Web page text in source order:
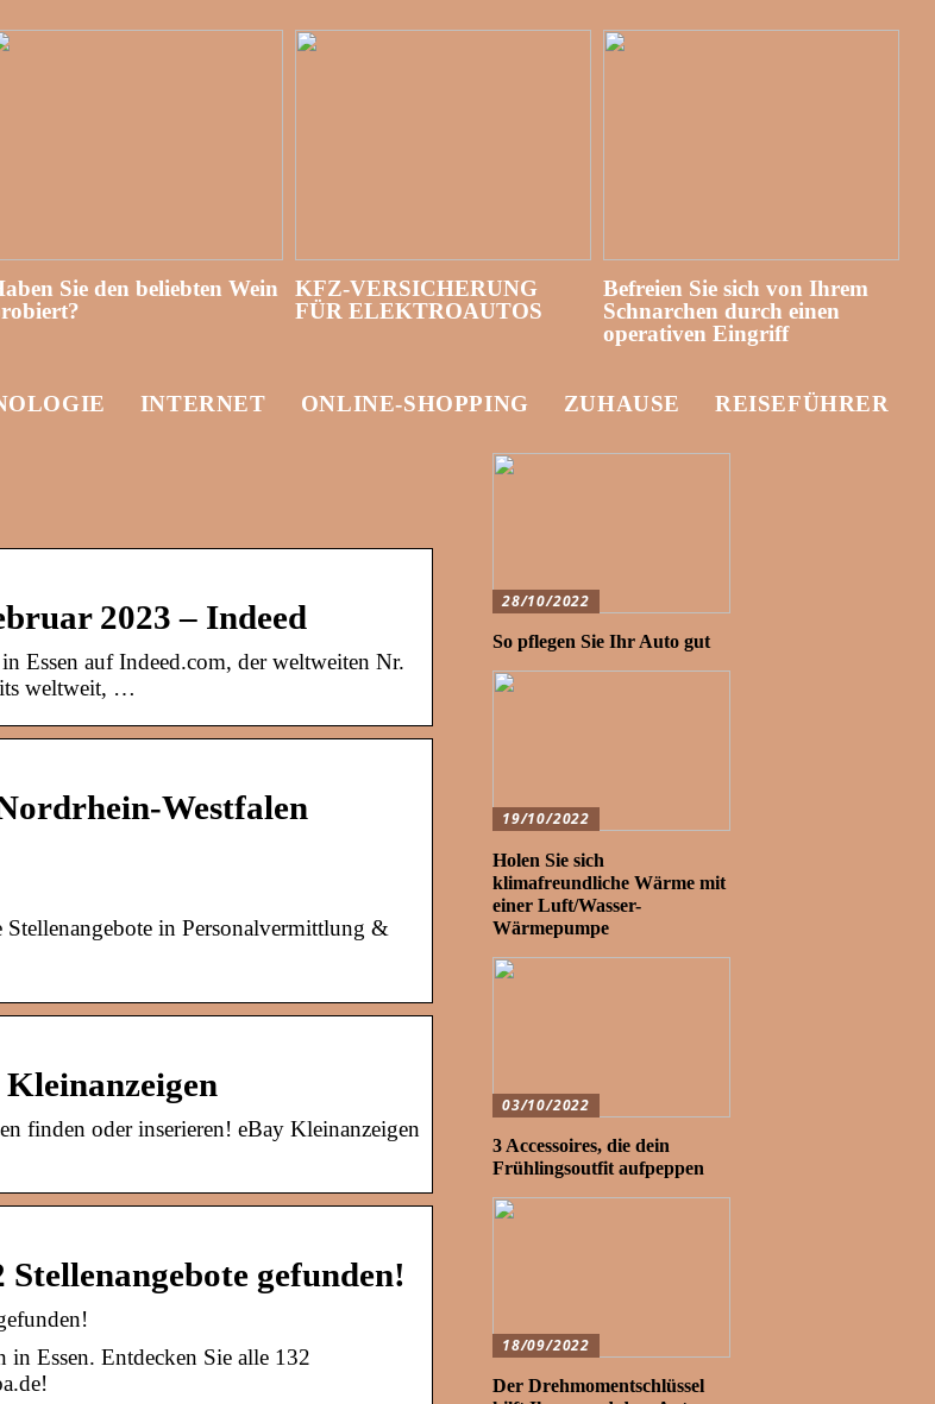
Sie den beliebten Wein
KFZ-VERSICHERUNG
FÜR ELEKTROAUTOS
Befreien Sie sich von Ihrem
Schnarchen durch einen
operativen Eingriff
INTERNET ONLINE-SHOPPING ZUHAUSE REISEFÜHRER
2023 – Indeed
Essen auf Indeed.com, der weltweiten Nr.
weltweit, …
Westfalen
Stellenangebote in Personalvermittlung &
Kleinanzeigen
finden oder inserieren! eBay Kleinanzeigen
Stellenangebote gefunden!
Essen. Entdecken Sie alle 132
28/10/2022
So pflegen Sie Ihr Auto gut
19/10/2022
Holen Sie sich
klimafreundliche Wärme mit
einer Luft/Wasser-
Wärmepumpe
03/10/2022
3 Accessoires, die dein
Frühlingsoutfit aufpeppen
18/09/2022
Der Drehmomentschlüssel